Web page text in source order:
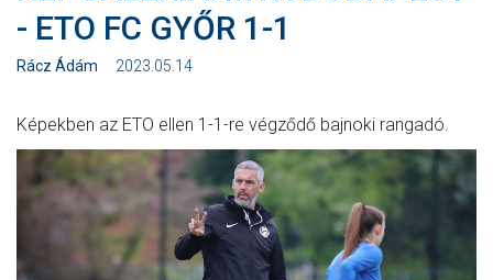
EGYESÜLET
KAPCSOLAT
HÍREK
CSAPAT
MÉRKŐZÉSEK
JELENTKEZÉS
- ETO FC GYŐR 1-1
Rácz Ádám 2023.05.14
Képekben az ETO ellen 1-1-re végződő bajnoki rangadó.